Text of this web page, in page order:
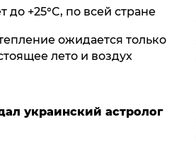
+25°C, по всей стране
ожидается только
лето и воздух
украинский астролог